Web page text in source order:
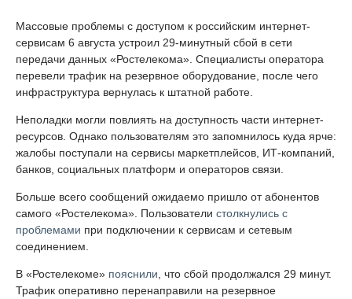
Массовые проблемы с доступом к российским интернет-
сервисам 6 августа устроил 29-минутный сбой в сети
передачи данных «Ростелекома». Специалисты оператора
перевели трафик на резервное оборудование, после чего
инфраструктура вернулась к штатной работе.
Неполадки могли повлиять на доступность части интернет-
ресурсов. Однако пользователям это запомнилось куда ярче:
жалобы поступали на сервисы маркетплейсов, ИТ-компаний,
банков, социальных платформ и операторов связи.
Больше всего сообщений ожидаемо пришло от абонентов
самого «Ростелекома». Пользователи столкнулись с
проблемами при подключении к сервисам и сетевым
соединением.
В «Ростелекоме» пояснили , что сбой продолжался 29 минут.
Трафик оперативно перенаправили на резервное